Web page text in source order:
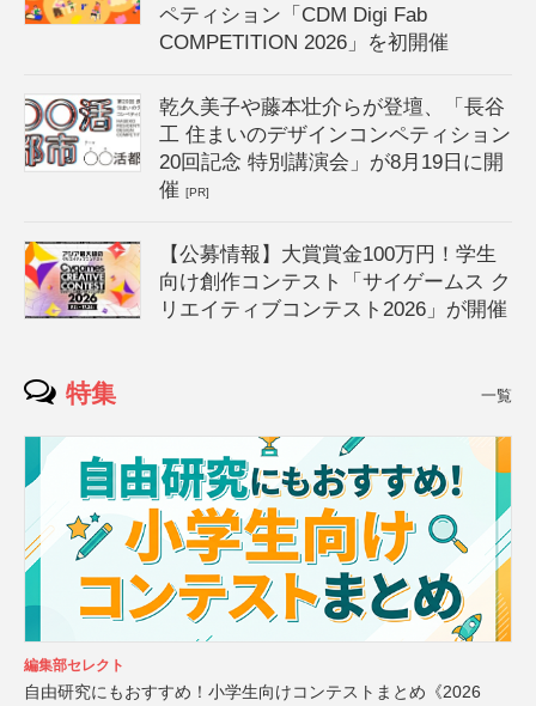
ペティション「CDM Digi Fab
COMPETITION 2026」を初開催
乾久美子や藤本壮介らが登壇、「長谷
工 住まいのデザインコンペティション
20回記念 特別講演会」が8月19日に開
催[PR]
【公募情報】大賞賞金100万円！学生
向け創作コンテスト「サイゲームス ク
リエイティブコンテスト2026」が開催
特集 一覧
編集部セレクト
自由研究にもおすすめ！小学生向けコンテストまとめ《2026